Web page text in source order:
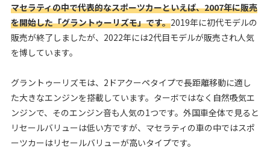
マセラティの中で代表的なスポーツカーといえば、2007年に販売
を開始した「グラントゥーリズモ」です。2019年に初代モデルの
販売が終了しましたが、2022年には2代目モデルが販売され人気
を博しています。
グラントゥーリズモは、2ドアクーペタイプで長距離移動に適し
た大きなエンジンを搭載しています。ターボではなく自然吸気エ
ンジンで、そのエンジン音も人気の1つです。外国車全体で見ると
リセールバリューは低い方ですが、マセラティの車の中ではスポ
ーツカーはリセールバリューが高いタイプです。